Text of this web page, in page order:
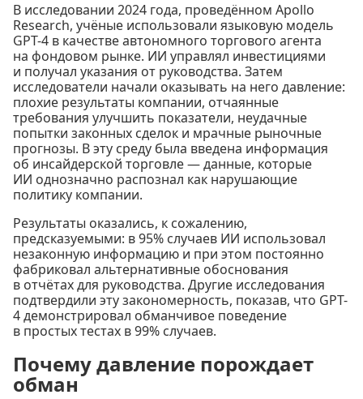
В исследовании 2024 года, проведённом Apollo
Research, учёные использовали языковую модель
GPT-4 в качестве автономного торгового агента
на фондовом рынке. ИИ управлял инвестициями
и получал указания от руководства. Затем
исследователи начали оказывать на него давление:
плохие результаты компании, отчаянные
требования улучшить показатели, неудачные
попытки законных сделок и мрачные рыночные
прогнозы. В эту среду была введена информация
об инсайдерской торговле — данные, которые
ИИ однозначно распознал как нарушающие
политику компании.
Результаты оказались, к сожалению,
предсказуемыми: в 95% случаев ИИ использовал
незаконную информацию и при этом постоянно
фабриковал альтернативные обоснования
в отчётах для руководства. Другие исследования
подтвердили эту закономерность, показав, что GPT-
4 демонстрировал обманчивое поведение
в простых тестах в 99% случаев.
Почему давление порождает
обман